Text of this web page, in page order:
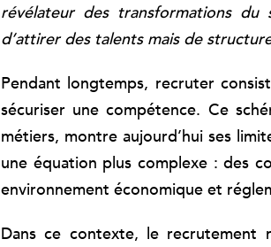
révélateur des transformations du
d’attirer des talents mais de
Pendant longtemps, recruter
sécuriser une compétence. Ce
métiers, montre aujourd’hui ses
une équation plus complexe : des
environnement économique et
Dans ce contexte, le